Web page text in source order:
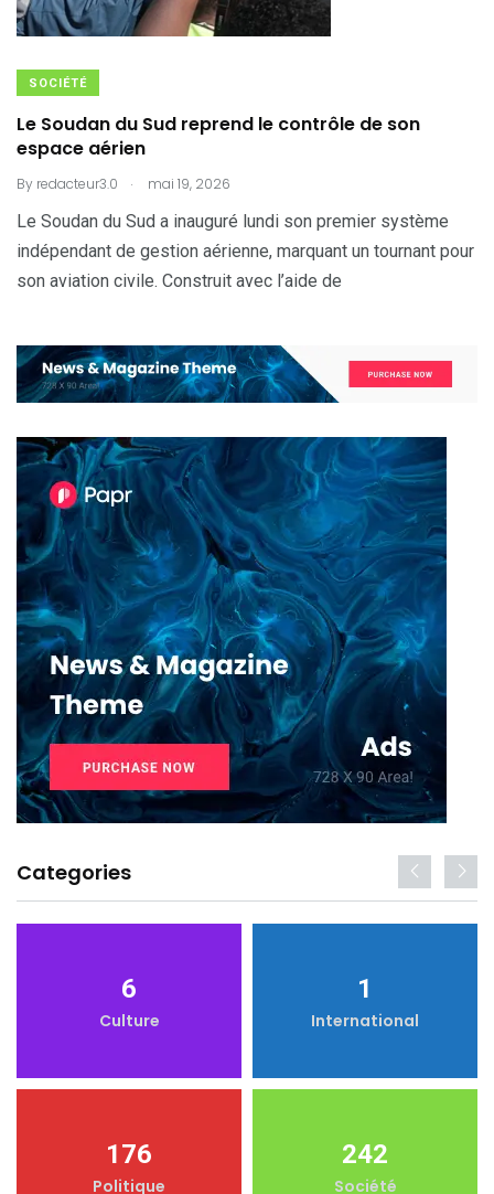
SOCIÉTÉ
Le Soudan du Sud reprend le contrôle de son
espace aérien
By redacteur3.0 . mai 19, 2026
Le Soudan du Sud a inauguré lundi son premier système
indépendant de gestion aérienne, marquant un tournant pour
son aviation civile. Construit avec l’aide de
Categories
6
Culture
1
International
176
Politique
242
Société